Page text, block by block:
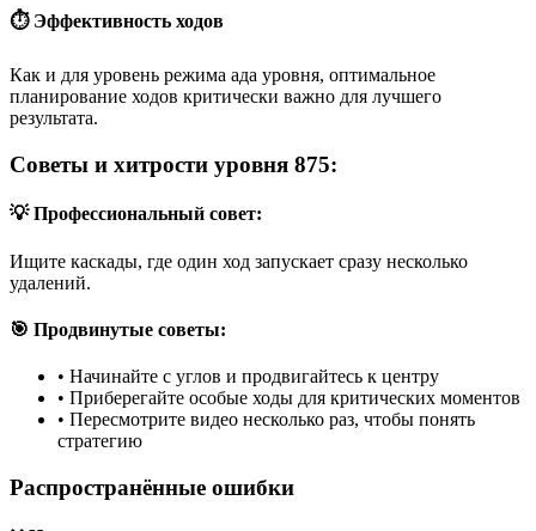
⏱️ Эффективность ходов
Как и для уровень режима ада уровня, оптимальное
планирование ходов критически важно для лучшего
результата.
Советы и хитрости уровня 875:
💡 Профессиональный совет:
Ищите каскады, где один ход запускает сразу несколько
удалений.
🎯 Продвинутые советы:
• Начинайте с углов и продвигайтесь к центру
• Приберегайте особые ходы для критических моментов
• Пересмотрите видео несколько раз, чтобы понять
стратегию
Распространённые ошибки